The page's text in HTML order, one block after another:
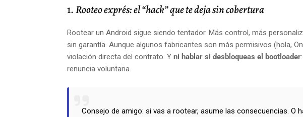
1.Rooteo exprés: el “hack” que te deja sin cobertura
Rootear un Android sigue siendo tentador. Más control, más
sin garantía. Aunque algunos fabricantes son más permisivos (hola,
violación directa del contrato. Y ni hablar si desbloqueas el bootloader
renuncia voluntaria.
Consejo de amigo: si vas a rootear, asume las consecuencias. O